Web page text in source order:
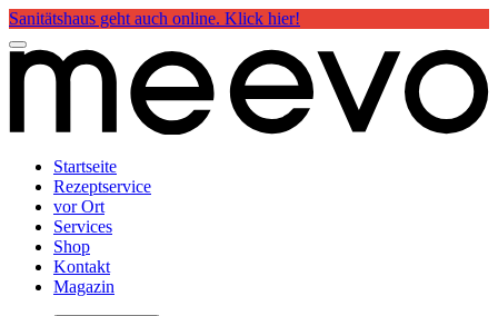
Sanitätshaus geht auch online. Klick hier!
Startseite
Rezeptservice
vor Ort
Services
Shop
Kontakt
Magazin